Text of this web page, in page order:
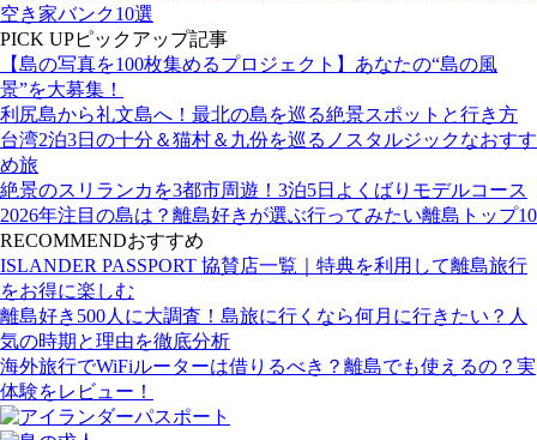
空き家バンク10選
PICK UPピックアップ記事
【島の写真を100枚集めるプロジェクト】あなたの“島の風
景”を大募集！
利尻島から礼文島へ！最北の島を巡る絶景スポットと行き方
台湾2泊3日の十分＆猫村＆九份を巡るノスタルジックなおすす
め旅
絶景のスリランカを3都市周遊！3泊5日よくばりモデルコース
2026年注目の島は？離島好きが選ぶ行ってみたい離島トップ10
RECOMMENDおすすめ
ISLANDER PASSPORT 協賛店一覧｜特典を利用して離島旅行
をお得に楽しむ
離島好き500人に大調査！島旅に行くなら何月に行きたい？人
気の時期と理由を徹底分析
海外旅行でWiFiルーターは借りるべき？離島でも使えるの？実
体験をレビュー！